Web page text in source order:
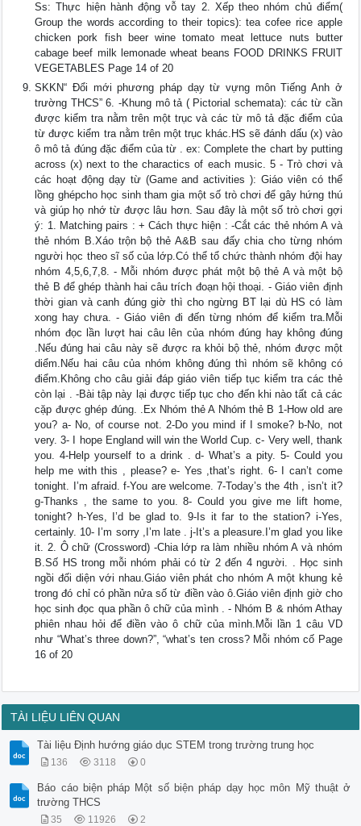
Ss: Thực hiện hành động vỗ tay 2. Xếp theo nhóm chủ điểm(
Group the words according to their topics): tea cofee rice apple
chicken pork fish beer wine tomato meat lettuce nuts butter
cabage beef milk lemonade wheat beans FOOD DRINKS FRUIT
VEGETABLES Page 14 of 20
SKKN“ Đổi mới phương pháp dạy từ vựng môn Tiếng Anh ở
trường THCS” 6. -Khung mô tả ( Pictorial schemata): các từ cần
được kiểm tra nằm trên một trục và các từ mô tả đặc điểm của
từ được kiểm tra nằm trên một trục khác.HS sẽ đánh dấu (x) vào
ô mô tả đúng đặc điểm của từ . ex: Complete the chart by putting
across (x) next to the charactics of each music. 5 - Trò chơi và
các hoạt động dạy từ (Game and activities ): Giáo viên có thể
lồng ghépcho học sinh tham gia một số trò chơi để gây hứng thú
và giúp họ nhớ từ được lâu hơn. Sau đây là một số trò chơi gợi
ý: 1. Matching pairs : + Cách thực hiện : -Cắt các thẻ nhóm A và
thẻ nhóm B.Xáo trộn bộ thẻ A&B sau đấy chia cho từng nhóm
người học theo sĩ số của lớp.Có thể tổ chức thành nhóm đội hay
nhóm 4,5,6,7,8. - Mỗi nhóm được phát một bộ thẻ A và một bộ
thẻ B để ghép thành hai câu trích đoạn hội thoại. - Giáo viên định
thời gian và canh đúng giờ thì cho ngừng BT lại dù HS có làm
xong hay chưa. - Giáo viên đi đến từng nhóm để kiểm tra.Mỗi
nhóm đọc lần lượt hai câu lên của nhóm đúng hay không đúng
.Nếu đúng hai câu này sẽ được ra khỏi bộ thẻ, nhóm được một
diểm.Nếu hai câu của nhóm không đúng thì nhóm sẽ không có
điểm.Không cho câu giải đáp giáo viên tiếp tục kiểm tra các thẻ
còn lại . -Bài tập này lại được tiếp tục cho đến khi nào tất cả các
cặp được ghép đúng. .Ex Nhóm thẻ A Nhóm thẻ B 1-How old are
you? a- No, of course not. 2-Do you mind if I smoke? b-No, not
very. 3- I hope England will win the World Cup. c- Very well, thank
you. 4-Help yourself to a drink . d- What’s a pity. 5- Could you
help me with this , please? e- Yes ,that’s right. 6- I can’t come
tonight. I’m afraid. f-You are welcome. 7-Today’s the 4th , isn’t it?
g-Thanks , the same to you. 8- Could you give me lift home,
tonight? h-Yes, I’d be glad to. 9-Is it far to the station? i-Yes,
certainly. 10- I’m sorry ,I’m late . j-It’s a pleasure.I’m glad you like
it. 2. Ô chữ (Crossword) -Chia lớp ra làm nhiều nhóm A và nhóm
B.Số HS trong mỗi nhóm phải có từ 2 đến 4 người. . Học sinh
ngồi đối diện với nhau.Giáo viên phát cho nhóm A một khung kẻ
trong đó chỉ có phần nửa số từ điền vào ô.Giáo viên định giờ cho
học sinh đọc qua phần ô chữ của mình . - Nhóm B & nhóm Athay
phiên nhau hỏi để điền vào ô chữ của mình.Mỗi lần 1 câu VD
như “What’s three down?”, “what’s ten cross? Mỗi nhóm cố Page
16 of 20
TÀI LIỆU LIÊN QUAN
Tài liệu Định hướng giáo dục STEM trong trường trung học
136 3118 0
Báo cáo biện pháp Một số biện pháp dạy học môn Mỹ thuật ở
trường THCS
35 11926 2